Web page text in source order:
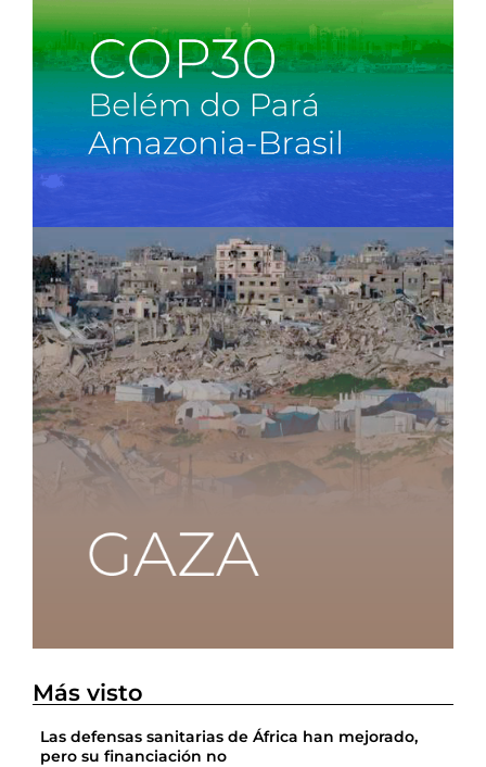
Más visto
Las defensas sanitarias de África han mejorado,
pero su financiación no